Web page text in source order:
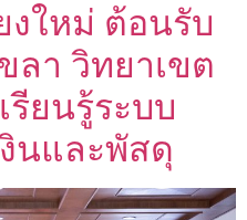
งใหม่ ต้อนรับ
ลา วิทยาเขต
รียนรู้ระบบ
นและพัสดุ